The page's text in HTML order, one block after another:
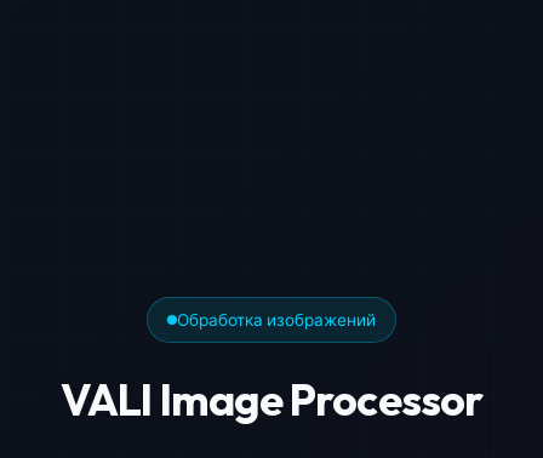
Обработка изображений
VALI Image Processor